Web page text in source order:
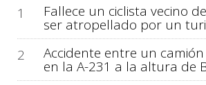
1 Fallece un ciclista vecino
ser atropellado por un
2
Accidente entre un
en la A-231 a la altura de